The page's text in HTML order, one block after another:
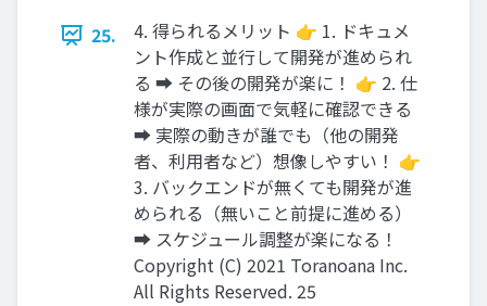
25.
4. 得られるメリット 👉 1. ドキュメ
ント作成と並行して開発が進められ
る ➡ その後の開発が楽に！ 👉 2. 仕
様が実際の画面で気軽に確認できる
➡ 実際の動きが誰でも（他の開発
者、利用者など）想像しやすい！ 👉
3. バックエンドが無くても開発が進
められる（無いこと前提に進める）
➡ スケジュール調整が楽になる！
Copyright (C) 2021 Toranoana Inc.
All Rights Reserved. 25